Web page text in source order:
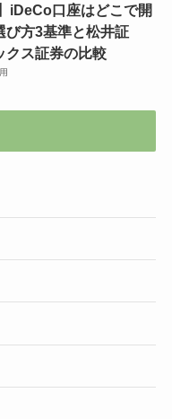
iDeCo口座はどこで開
び方3基準と松井証
クス証券の比較